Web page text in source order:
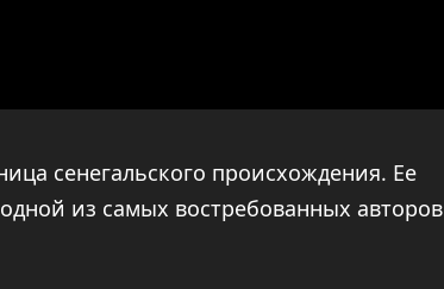
сенегальского происхождения. Ее
из самых востребованных авторов